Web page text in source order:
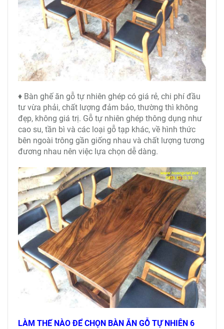
♦ Bàn ghế ăn gỗ tự nhiên ghép có giá rẻ, chi phí đầu
tư vừa phải, chất lượng đảm bảo, thường thì không
đẹp, không giá trị. Gỗ tự nhiên ghép thông dụng như
cao su, tần bì và các loại gỗ tạp khác, về hình thức
bên ngoài trông gần giống nhau và chất lượng tương
đương nhau nên việc lựa chọn dễ dàng.
LÀM THẾ NÀO ĐỂ CHỌN BÀN ĂN GỖ TỰ NHIÊN 6